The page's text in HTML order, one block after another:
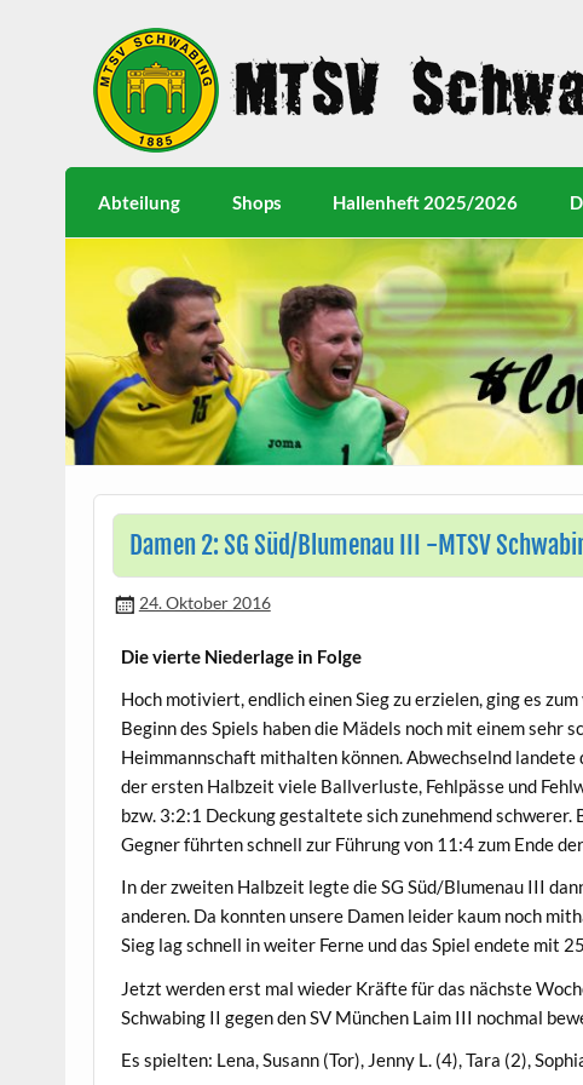
Abteilung Shops Hallenheft 2025/2026
Damen 2: SG Süd/Blumenau III -MTSV
24. Oktober 2016
Die vierte Niederlage in Folge
Hoch motiviert, endlich einen Sieg zu erzielen, ging es
Beginn des Spiels haben die Mädels noch mit einem sehr
Heimmannschaft mithalten können. Abwechselnd
der ersten Halbzeit viele Ballverluste, Fehlpässe und
bzw. 3:2:1 Deckung gestaltete sich zunehmend
Gegner führten schnell zur Führung von 11:4 zum Ende
In der zweiten Halbzeit legte die SG Süd/Blumenau III
anderen. Da konnten unsere Damen leider kaum noch
Sieg lag schnell in weiter Ferne und das Spiel endete mit
Jetzt werden erst mal wieder Kräfte für das nächste
Schwabing II gegen den SV München Laim III nochmal
Es spielten: Lena, Susann (Tor), Jenny L. (4), Tara (2),